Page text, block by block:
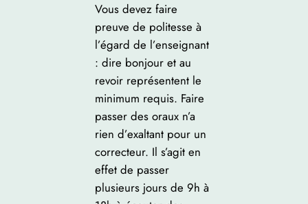
Vous devez faire
preuve de politesse à
l’égard de l’enseignant
: dire bonjour et au
revoir représentent le
minimum requis. Faire
passer des oraux n’a
rien d’exaltant pour un
correcteur. Il s’agit en
effet de passer
plusieurs jours de 9h à